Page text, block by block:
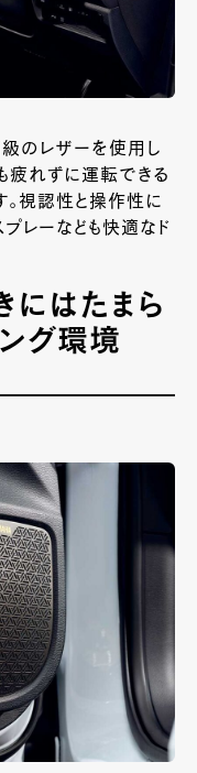
のレザーを使用し
疲れずに運転できる
視認性と操作性に
レーなども快適なド
はたまら
グ環境